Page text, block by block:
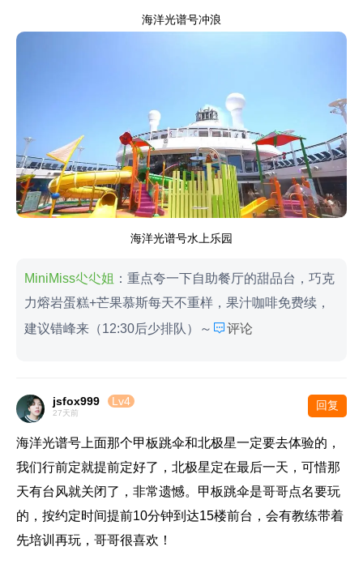
海洋光谱号冲浪
海洋光谱号水上乐园
MiniMiss尐尐姐 ：重点夸一下自助餐厅的甜品台，巧克
力熔岩蛋糕+芒果慕斯每天不重样，果汁咖啡免费续，
建议错峰来（12:30后少排队）～ 评论
jsfox999 Lv4
27天前
回复
海洋光谱号上面那个甲板跳伞和北极星一定要去体验的，
我们行前定就提前定好了，北极星定在最后一天，可惜那
天有台风就关闭了，非常遗憾。甲板跳伞是哥哥点名要玩
的，按约定时间提前10分钟到达15楼前台，会有教练带着
先培训再玩，哥哥很喜欢！